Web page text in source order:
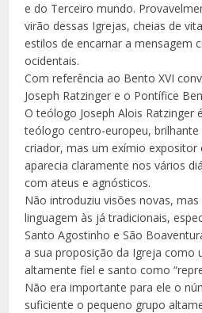
e do Terceiro mundo.
virão dessas Igrejas, cheias de
estilos de encarnar a mensagem
ocidentais.
Com referência ao Bento XVI
Joseph Ratzinger e o Pontífice
O teólogo Joseph Alois Ratzinger
teólogo centro-europeu,
criador, mas um exímio expositor
aparecia claramente nos vários
com ateus e agnósticos.
Não introduziu visões novas,
linguagem às já tradicionais,
Santo Agostinho e São
a sua proposição da Igreja como
altamente fiel e santo como
Não era importante para ele o
suficiente o pequeno grupo